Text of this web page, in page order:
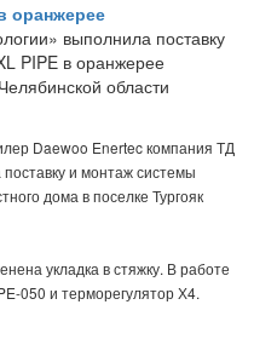
оранжерее
выполнила поставку
PIPE в оранжерее
области
Daewoo Enertec компания ТД
и монтаж системы
дома в поселке Тургояк
укладка в стяжку. В работе
050 и терморегулятор Х4.